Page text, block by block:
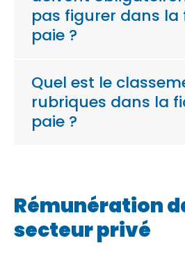
pas figurer dans la
paie ?
Quel est le
rubriques dans la
paie ?
Rémunération
secteur privé